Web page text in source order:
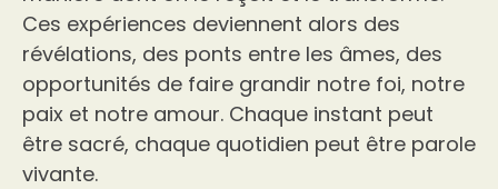
Ces expériences deviennent alors des
révélations, des ponts entre les âmes, des
opportunités de faire grandir notre foi, notre
paix et notre amour. Chaque instant peut
être sacré, chaque quotidien peut être parole
vivante.